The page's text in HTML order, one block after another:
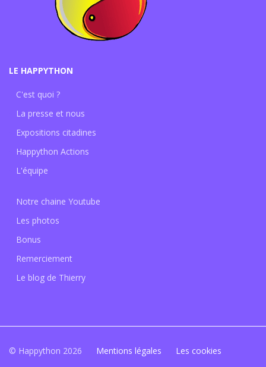
LE HAPPYTHON
C'est quoi ?
La presse et nous
Expositions citadines
Happython Actions
L'équipe
Notre chaine Youtube
Les photos
Bonus
Remerciement
Le blog de Thierry
© Happython 2026 Mentions légales Les cookies